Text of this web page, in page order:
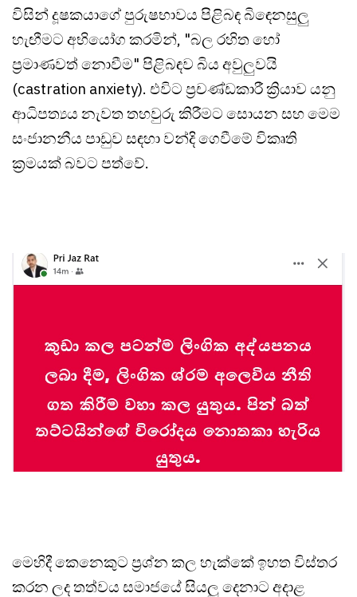
විසින් දූෂකයාගේ පුරුෂභාවය පිළිබඳ බිඳෙනසුලු
හැඟීමට අභියෝග කරමින්, "බල රහිත හෝ
ප්‍රමාණවත් නොවීම" පිළිබඳව බිය අවුලුවයි
(castration anxiety). එවිට ප්‍රචණ්ඩකාරී ක්‍රියාව යනු
ආධිපත්‍යය නැවත තහවුරු කිරීමට සොයන සහ මෙම
සංජානනීය පාඩුව සඳහා වන්දි ගෙවීමේ විකෘති
ක්‍රමයක් බවට පත්වේ.
මෙහිදී කෙනෙකුට ප්‍රශ්න කල හැක්කේ ඉහත විස්තර
කරන ලද තත්වය සමාජයේ සියලු දෙනාට අදාළ